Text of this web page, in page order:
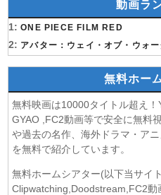
岩元先輩ノ推薦 第6話
(08/08)BLEACH 千年血戦篇-禍
(08/08)BLACK TORCH 第6話
猫と竜 第7話
告白ー25年目の秘密ー
(08/08)クレヨンしんちゃん
(08/08)ドラえもん 2026年8月8
(08/08)本好きの下剋上 領主の
(08/08)うしろの正面カムイさん
(08/08)
ヘルモード～やり込み好
無双する～ 2nd Season 第6話
動画ラ
1: ONE PIECE FILM RED
2: アバター：ウェイ・オブ・ウォー
無料ホー
無料映画は10000タイトル超え！
GYAO ,FC2動画等で安全に無料
や過去の名作、海外ドラマ・ア
を無料で紹介しています。
無料ホームシアター(以下当サイ
Clipwatching,Doodstream,FC2動